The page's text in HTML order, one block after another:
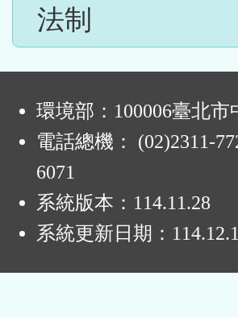
法制
環境部：100006臺北
電話總機： (02)2311-
6071
系統版本： 114.11.28
系統更新日期：